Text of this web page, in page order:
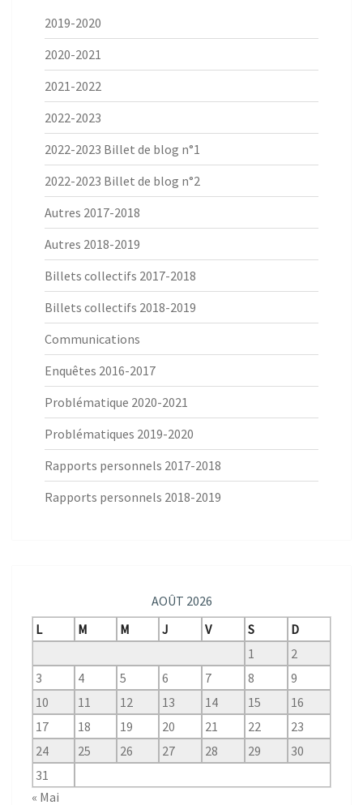
2019-2020
2020-2021
2021-2022
2022-2023
2022-2023 Billet de blog n°1
2022-2023 Billet de blog n°2
Autres 2017-2018
Autres 2018-2019
Billets collectifs 2017-2018
Billets collectifs 2018-2019
Communications
Enquêtes 2016-2017
Problématique 2020-2021
Problématiques 2019-2020
Rapports personnels 2017-2018
Rapports personnels 2018-2019
AOÛT 2026
L
M M J V S
D
1
2
3
4 5 6 7 8
9
10
11 12 13 14 15
16
17
18 19 20 21 22
23
24
25 26 27 28 29
30
31
« Mai